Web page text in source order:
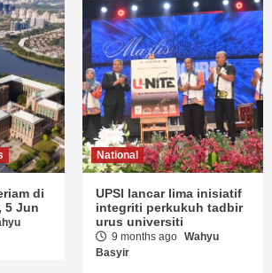
di
5 Jun
National
UPSI lancar lima inisiatif
integriti perkukuh tadbir
urus universiti
9 months ago Wahyu
Basyir